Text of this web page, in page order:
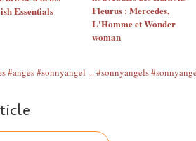
Essentials
Fleurus : Mercedes,
L'Homme et Wonder
woman